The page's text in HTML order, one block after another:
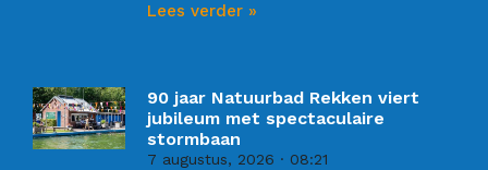
Lees verder »
90 jaar Natuurbad Rekken viert
jubileum met spectaculaire
stormbaan
7 augustus, 2026 08:21